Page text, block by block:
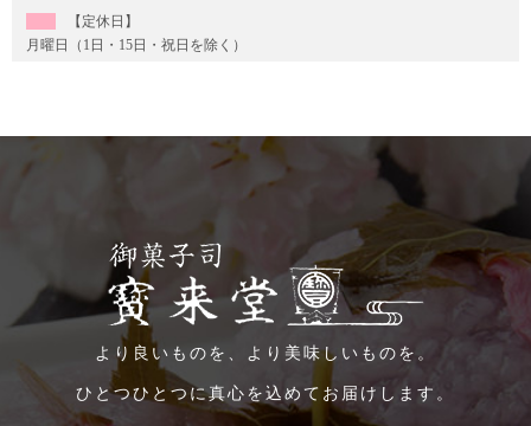
【定休日】
月曜日（1日・15日・祝日を除く）
より良いものを、より美味しいものを。
ひとつひとつに真心を込めてお届けします。